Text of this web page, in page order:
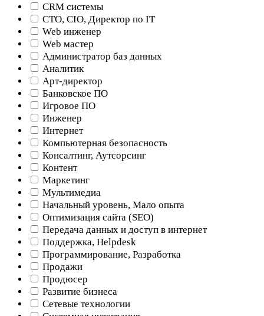
CRM системы
CTO, CIO, Директор по IT
Web инженер
Web мастер
Администратор баз данных
Аналитик
Арт-директор
Банковское ПО
Игровое ПО
Инженер
Интернет
Компьютерная безопасность
Консалтинг, Аутсорсинг
Контент
Маркетинг
Мультимедиа
Начальный уровень, Мало опыта
Оптимизация сайта (SEO)
Передача данных и доступ в интернет
Поддержка, Helpdesk
Программирование, Разработка
Продажи
Продюсер
Развитие бизнеса
Сетевые технологии